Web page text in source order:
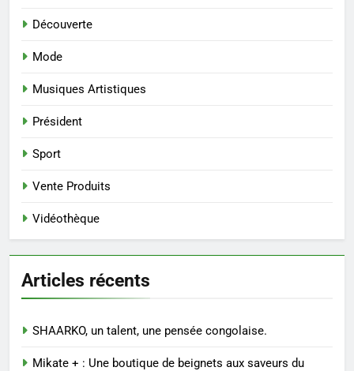
Découverte
Mode
Musiques Artistiques
Président
Sport
Vente Produits
Vidéothèque
Articles récents
SHAARKO, un talent, une pensée congolaise.
Mikate + : Une boutique de beignets aux saveurs du